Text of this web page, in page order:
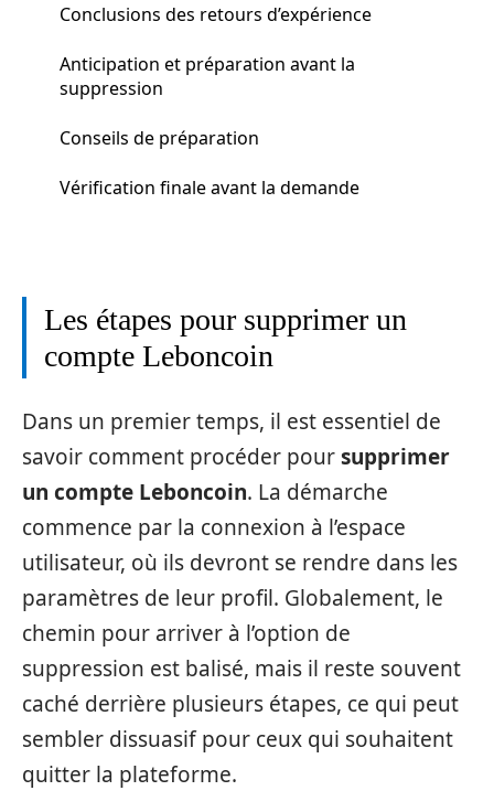
Conclusions des retours d’expérience
Anticipation et préparation avant la
suppression
Conseils de préparation
Vérification finale avant la demande
Les étapes pour supprimer un
compte Leboncoin
Dans un premier temps, il est essentiel de
savoir comment procéder poursupprimer
un compte Leboncoin. La démarche
commence par la connexion à l’espace
utilisateur, où ils devront se rendre dans les
paramètres de leur profil. Globalement, le
chemin pour arriver à l’option de
suppression est balisé, mais il reste souvent
caché derrière plusieurs étapes, ce qui peut
sembler dissuasif pour ceux qui souhaitent
quitter la plateforme.